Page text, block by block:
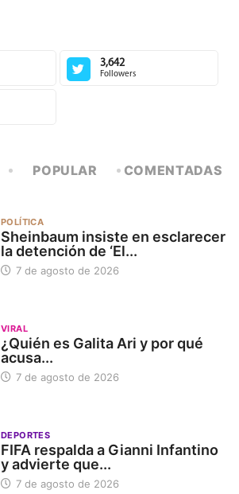
3,642
Followers
POPULAR COMENTADAS
POLÍTICA
Sheinbaum insiste en esclarecer
la detención de ‘El...
7 de agosto de 2026
VIRAL
¿Quién es Galita Ari y por qué
acusa...
7 de agosto de 2026
DEPORTES
FIFA respalda a Gianni Infantino
y advierte que...
7 de agosto de 2026